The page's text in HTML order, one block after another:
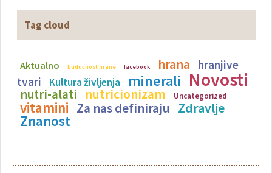
Tag cloud
Aktualno budućnost hrane facebook hrana
hranjive
tvari
Kultura življenja minerali Novosti
nutri-alati nutricionizam Uncategorized
vitamini Za nas definiraju Zdravlje
Znanost